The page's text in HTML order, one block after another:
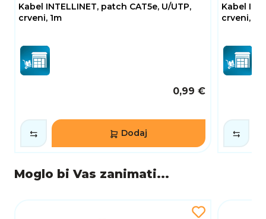
Kabel INTELLINET, patch CAT5e, U/UTP,
crveni, 1m
0,99 €
Dodaj
Kabel
crveni,
Moglo bi Vas zanimati...